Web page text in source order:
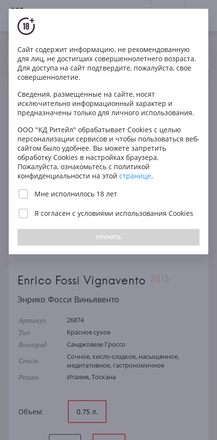
18+
Ваш город Москва ? Да
Вино Красное Сухое
Италия
Enrico Fossi Vignavento
Enrico Fossi Vignavento 2015
Энрико Фосси Виньявенто
Артикул 26874
Тип Красное сухое
Виноград Санджовезе Гроссо
Стиль
Сочное, кисло-сладкое, насыщенное,
медитативное, гастрономичное
Регион Италия, Тоскана
Объем: 0.75 л.
Сайт содержит информацию, не рекомендованную
для лиц, не достигших совершеннолетнего возраста.
Для доступа на сайт подтвердите, пожалуйста, свое
совершеннолетие.
Сведения, размещенные на сайте, носят
исключительно информационный характер и
предназначены только для личного использования.
ООО "КД Ритейл" обрабатывает Cookies с целью
персонализации сервисов и чтобы пользоваться веб-
сайтом было удобнее. Вы можете запретить
обработку Cookies в настройках браузера.
Пожалуйста, ознакомьтесь с политикой
конфиденциальности на этой странице.
Мне исполнилось 18 лет
Я согласен с условиями использования Cookies
ПРИНЯТЬ